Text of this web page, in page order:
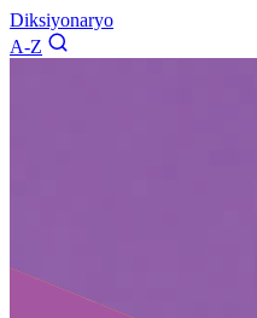
Diksiyonaryo
A-Z